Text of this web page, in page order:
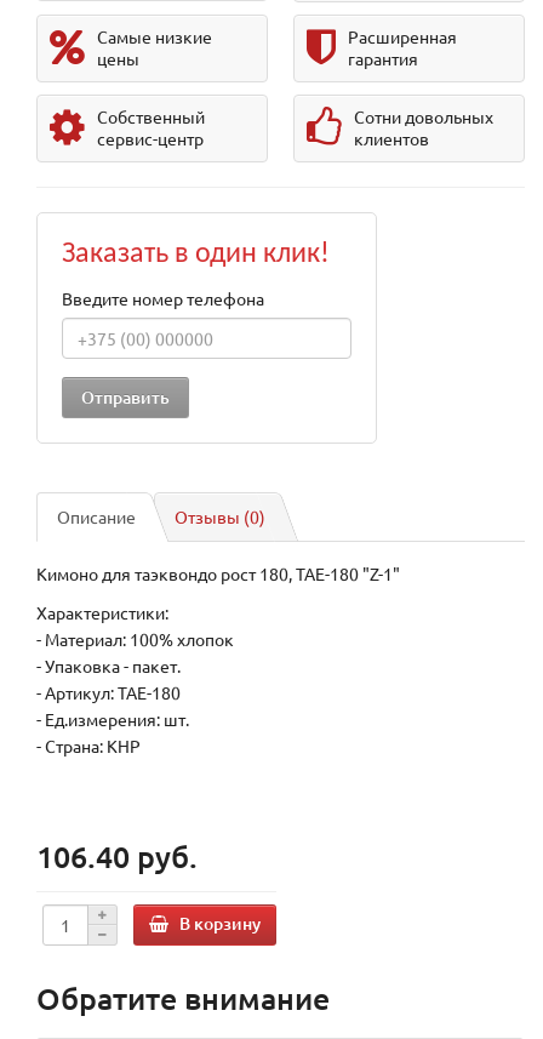
Самые низкие
цены
Расширенная
гарантия
Собственный
сервис-центр
Сотни довольных
клиентов
Заказать в один клик!
Введите номер телефона
Описание Отзывы (0)
Кимоно для таэквондо рост 180, TAE-180 "Z-1"
Характеристики:
- Материал: 100% хлопок
- Упаковка - пакет.
- Артикул: TAE-180
- Ед.измерения: шт.
- Страна: КНР
106.40 руб.
В корзину
Обратите внимание